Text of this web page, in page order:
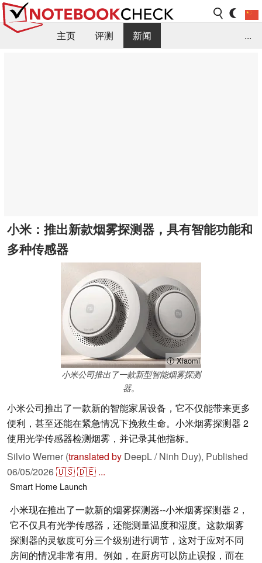
主页 评测
新闻
...
小米：推出新款烟雾探测器，具有智能功能和
多种传感器
ⓘ Xiaomi
小米公司推出了一款新型智能烟雾探测
器。
小米公司推出了一款新的智能家居设备，它不仅能带来更多
便利，甚至还能在紧急情况下挽救生命。小米烟雾探测器 2
使用光学传感器检测烟雾，并记录其他指标。
Silvio Werner (translated by DeepL / Ninh Duy), Published
06/05/2026🇺🇸🇩🇪 ...
Smart Home Launch
小米现在推出了一款新的烟雾探测器--小米烟雾探测器 2，
它不仅具有光学传感器，还能测量温度和湿度。这款烟雾
探测器的灵敏度可分三个级别进行调节，这对于应对不同
房间的情况非常有用。例如，在厨房可以防止误报，而在